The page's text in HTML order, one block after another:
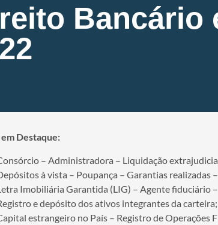
Bancário
em Destaque:
– Administradora – Liquidação
à vista – Poupança – Garantias
Imobiliária Garantida (LIG) – Agente fiduciário
e depósito dos ativos integrantes da carteira;
estrangeiro no País – Registro de Operações